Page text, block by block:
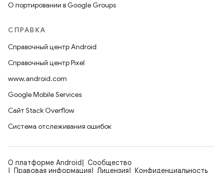
О портировании в Google Groups
СПРАВКА
Справочный центр Android
Справочный центр Pixel
www.android.com
Google Mobile Services
Сайт Stack Overflow
Система отслеживания ошибок
О платформе Android
Сообщество
Правовая информация
Лицензия Конфиденциальность